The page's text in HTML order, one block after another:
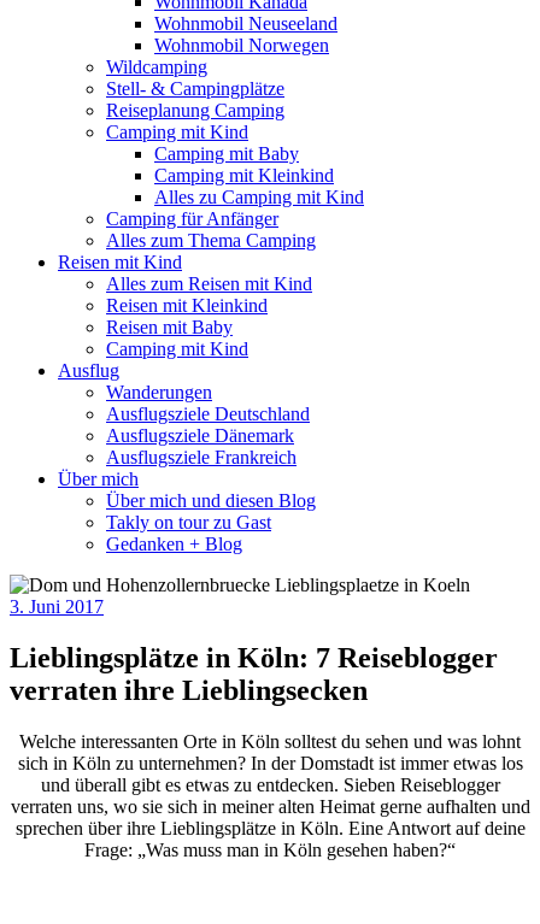
Wohnmobil Neuseeland
Wohnmobil Norwegen
Wildcamping
Stell- & Campingplätze
Reiseplanung Camping
Camping mit Kind
Camping mit Baby
Camping mit Kleinkind
Alles zu Camping mit Kind
Camping für Anfänger
Alles zum Thema Camping
Reisen mit Kind
Alles zum Reisen mit Kind
Reisen mit Kleinkind
Reisen mit Baby
Camping mit Kind
Ausflug
Wanderungen
Ausflugsziele Deutschland
Ausflugsziele Dänemark
Ausflugsziele Frankreich
Über mich
Über mich und diesen Blog
Takly on tour zu Gast
Gedanken + Blog
3. Juni 2017
Lieblingsplätze in Köln: 7 Reiseblogger
verraten ihre Lieblingsecken
Welche interessanten Orte in Köln solltest du sehen und was lohnt
sich in Köln zu unternehmen? In der Domstadt ist immer etwas los
und überall gibt es etwas zu entdecken. Sieben Reiseblogger
verraten uns, wo sie sich in meiner alten Heimat gerne aufhalten und
sprechen über ihre Lieblingsplätze in Köln. Eine Antwort auf deine
Frage: „Was muss man in Köln gesehen haben?“